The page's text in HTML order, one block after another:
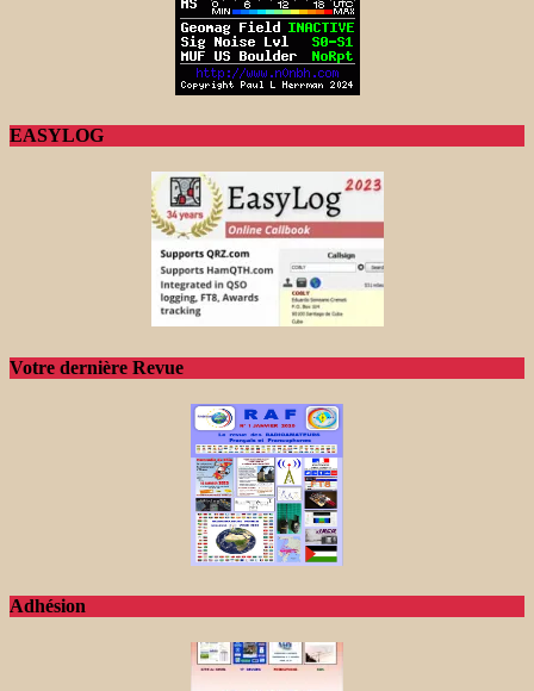
EASYLOG
Votre dernière Revue
Adhésion